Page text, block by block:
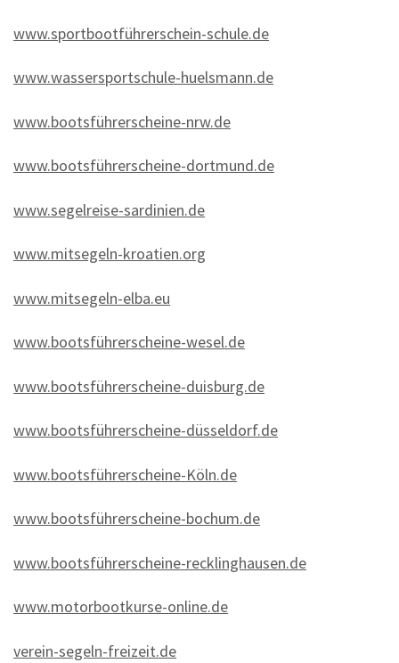
www.sportbootführerschein-schule.de
www.wassersportschule-huelsmann.de
www.bootsführerscheine-nrw.de
www.bootsführerscheine-dortmund.de
www.segelreise-sardinien.de
www.mitsegeln-kroatien.org
www.mitsegeln-elba.eu
www.bootsführerscheine-wesel.de
www.bootsführerscheine-duisburg.de
www.bootsführerscheine-düsseldorf.de
www.bootsführerscheine-Köln.de
www.bootsführerscheine-bochum.de
www.bootsführerscheine-recklinghausen.de
www.motorbootkurse-online.de
verein-segeln-freizeit.de